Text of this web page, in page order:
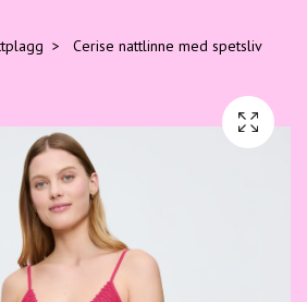
Cerise nattlinne med spetsliv